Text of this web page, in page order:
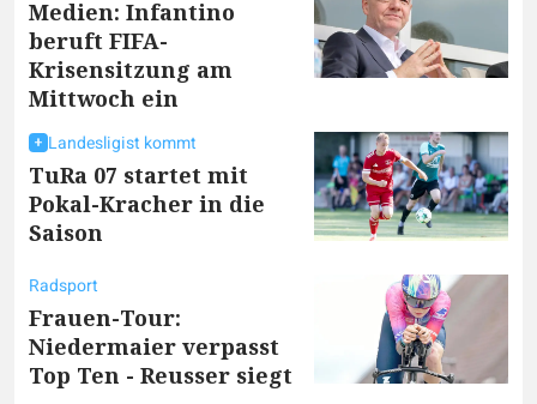
Medien: Infantino
beruft FIFA-
Krisensitzung am
Mittwoch ein
Landesligist kommt
TuRa 07 startet mit
Pokal-Kracher in die
Saison
Radsport
Frauen-Tour:
Niedermaier verpasst
Top Ten - Reusser siegt